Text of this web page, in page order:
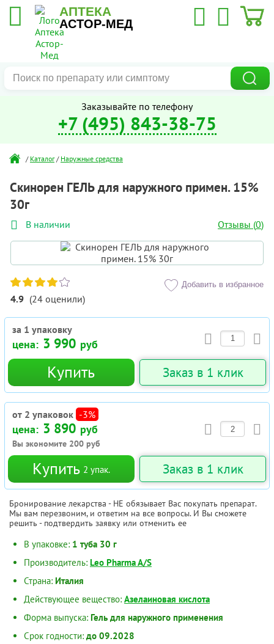
АПТЕКА
АСТОР-МЕД
Заказывайте по телефону
+7 (495) 843-38-75
/ Каталог / Наружные средства
Скинорен ГЕЛЬ для наружного примен. 15%
30г
В наличии Отзывы (0)
4.9 (24 оценили)
Добавить в избранное
за 1 упаковку
цена: 3 990 руб
Купить Заказ в 1 клик
от 2 упаковок -3%
цена: 3 890 руб
Вы экономите 200 руб
Купить 2 упак. Заказ в 1 клик
Бронирование лекарства - НЕ обязывает Вас покупать препарат.
Мы вам перезвоним, и ответим на все вопросы. И Вы сможете
решить - подтвердить заявку или отменить ее
В упаковке: 1 туба 30 г
Производитель: Leo Pharma A/S
Страна: Италия
Действующее вещество: Азелаиновая кислота
Форма выпуска: Гель для наружного применения
Срок годности: до 09.2028